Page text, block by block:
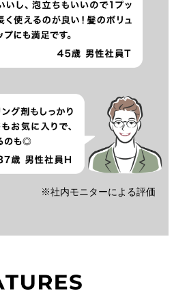
※社内モニターによる評価